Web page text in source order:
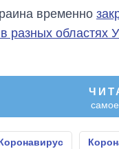
временно
в разных областях